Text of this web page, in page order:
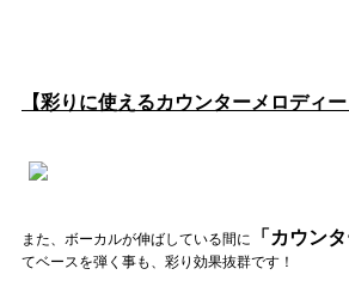
【彩りに使えるカウンターメロディー
また、ボーカルが伸ばしている間に 「カウン
てベースを弾く事も、彩り効果抜群です！